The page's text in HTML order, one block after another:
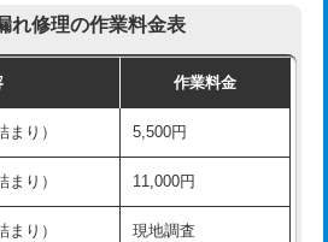
れ修理の作業料金表
作業料金
まり） 5,500円
まり） 11,000円
まり） 現地調査